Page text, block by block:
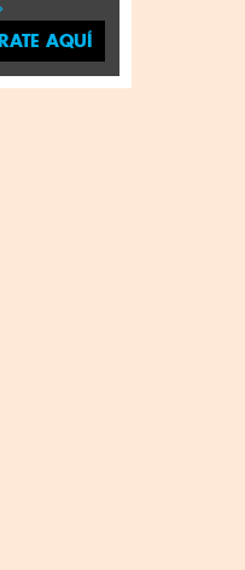
AQUÍ